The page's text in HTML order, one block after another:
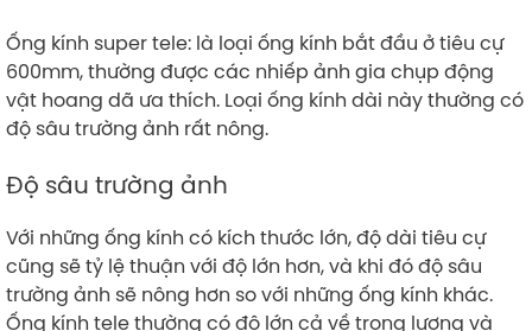
Ống kính super tele: là loại ống kính bắt đầu ở tiêu cự
600mm, thường được các nhiếp ảnh gia chụp động
vật hoang dã ưa thích. Loại ống kính dài này thường có
độ sâu trường ảnh rất nông.
Độ sâu trường ảnh
Với những ống kính có kích thước lớn, độ dài tiêu cự
cũng sẽ tỷ lệ thuận với độ lớn hơn, và khi đó độ sâu
trường ảnh sẽ nông hơn so với những ống kính khác.
Ống kính tele thường có độ lớn cả về trọng lượng và